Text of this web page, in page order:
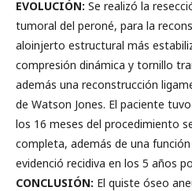
EVOLUCIÓN: Se realizó la
tumoral del peroné, para la
aloinjerto estructural más
compresión dinámica y tornillo
además una reconstrucción
de Watson Jones. El paciente
los 16 meses del procedimiento
completa, además de una
evidenció recidiva en los 5 años
CONCLUSIÓN: El quiste óseo